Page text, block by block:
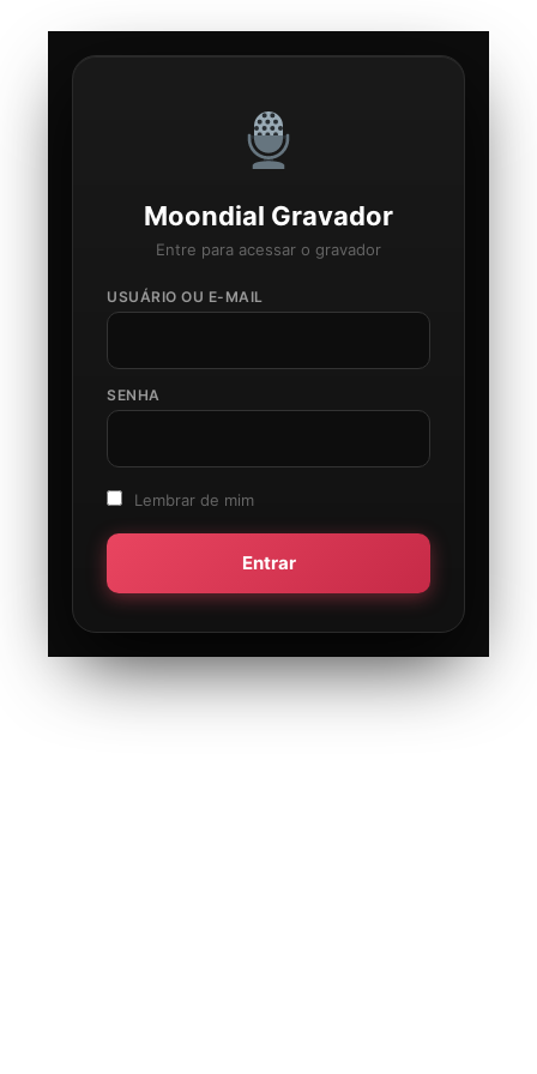
Moondial Gravador
Entre para acessar o gravador
USUÁRIO OU E-MAIL
SENHA
Lembrar de mim
Entrar